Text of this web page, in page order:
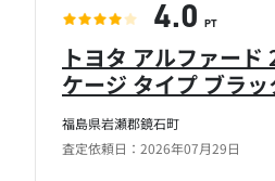
福島県岩瀬郡鏡石町
査定依頼日：2026年07月29日
トヨタ アルファード
ケージ タイプ ブラッ
4.0 PT